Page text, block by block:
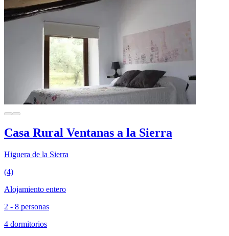
Casa Rural Ventanas a la Sierra
Higuera de la Sierra
(4)
Alojamiento entero
2 - 8 personas
4 dormitorios